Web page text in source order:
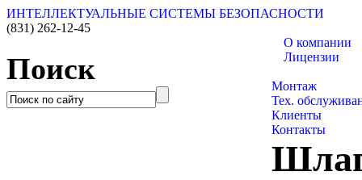
ИНТЕЛЛЕКТУАЛЬНЫЕ СИСТЕМЫ БЕЗОПАСНОСТИ
(831) 262-12-45
Поиск
О компании
Лицензии
Монтаж
Тех.
Клиенты
Контакты